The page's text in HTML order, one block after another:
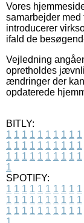
Vores
samarbejder med
introducerer
ifald de
Vejledning
opretholdes
ændringer der
opdaterede
BITLY:
1 1 1 1 1 1 1 1 1 1
1 1 1 1 1 1 1 1 1 1
1 1 1 1 1 1 1 1 1 1
1
SPOTIFY:
1 1 1 1 1 1 1 1 1 1
1 1 1 1 1 1 1 1 1 1
1 1 1 1 1 1 1 1 1 1